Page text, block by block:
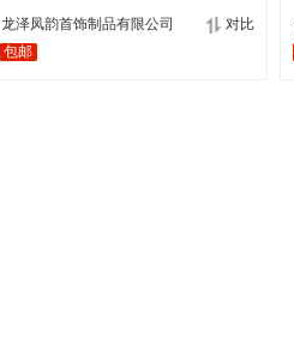
龙泽凤韵首饰制品有限公司
对比
包邮